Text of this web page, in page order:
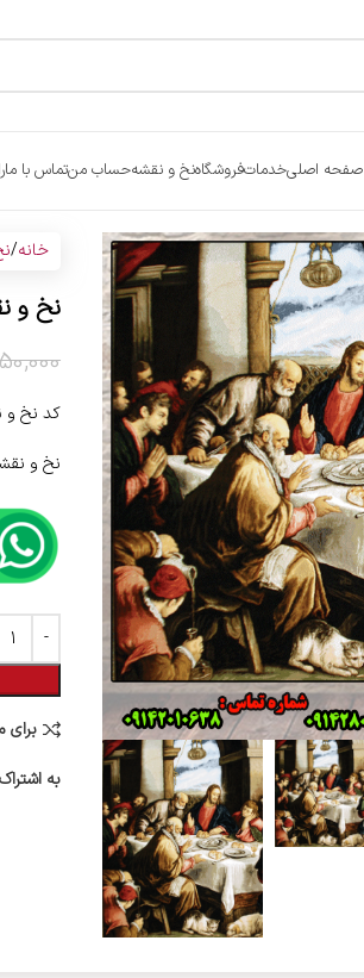
صفحه اصلیخدماتفروشگاهنخ و نقشهحساب منتماس با ما
خانه
نخ و
کد نخ و
نخ و
برای
به